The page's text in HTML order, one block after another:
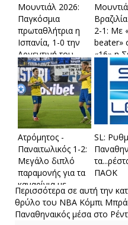
Μουντιάλ 2026:
Παγκόσμια
πρωταθλήτρια η
Ισπανία, 1-0 την
Αργεντινή του
Μέσι
2-1: Με
beater»
«16» η
Ατρόμητος -
Παναιτωλικός 1-2:
Μεγάλο διπλό
παραμονής για τα
καναρίνια με
ανατροπή
SL:
ΠΑΟK
Περισσότερα σε αυτή την
θρύλο του NBA Κόμπι
Παναθηναικός μέσα στο